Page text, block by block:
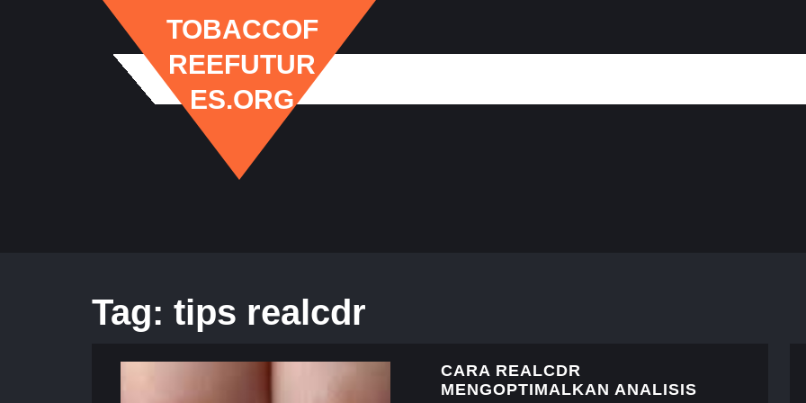
TOBACCOF
REEFUTUR
ES.ORG
Tag: tips realcdr
CARA REALCDR
MENGOPTIMALKAN ANALISIS